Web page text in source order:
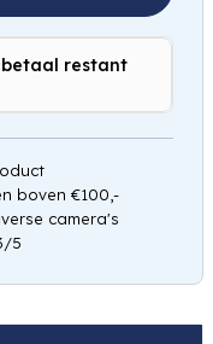
betaal restant
boven €100,-
camera's
5